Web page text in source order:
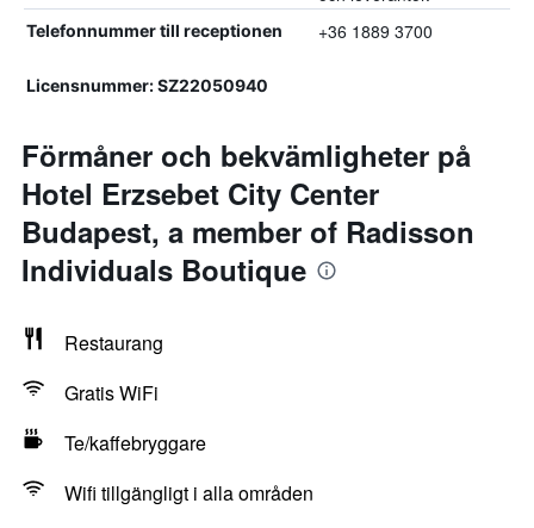
Telefonnummer till receptionen +36 1889 3700
Licensnummer: SZ22050940
Förmåner och bekvämligheter på
Hotel Erzsebet City Center
Budapest, a member of Radisson
Individuals Boutique
Restaurang
Gratis WiFi
Te/kaffebryggare
Wifi tillgängligt i alla områden